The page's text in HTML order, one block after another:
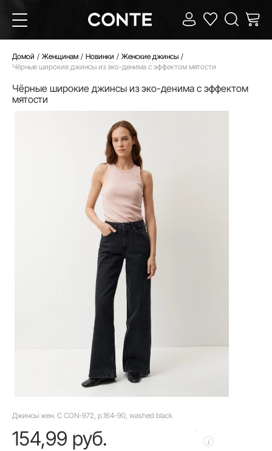
Домой Женщинам Новинки
Женские джинсы
Чёрные широкие джинсы из эко-денима с эффектом мятости
Чёрные широкие джинсы из эко-денима с эффектом
мятости
Джинсы жен. C CON-972, р.164-90, washed black
154,99 руб.